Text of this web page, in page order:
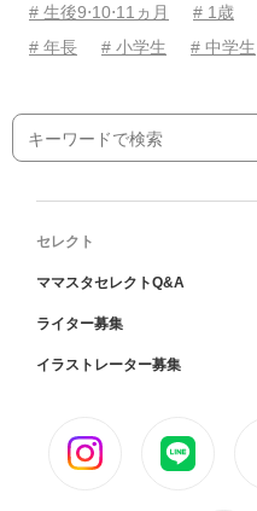
# 生後9⋅10⋅11ヵ月
# 1歳
# 年長
# 小学生 # 中学生
セレクト
ママスタセレクトQ&A
ライター募集
イラストレーター募集